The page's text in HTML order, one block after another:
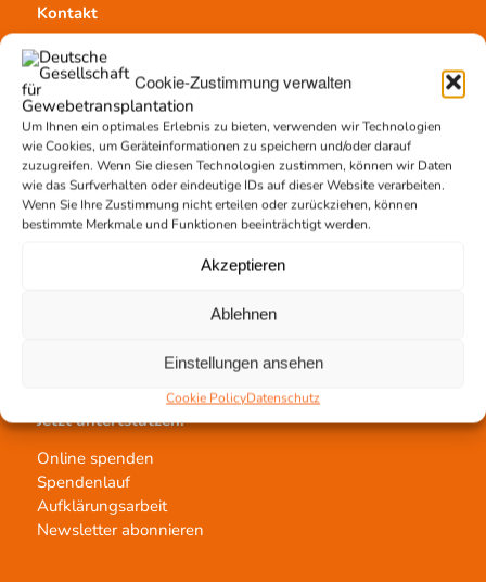
Cookie-Zustimmung verwalten
Um Ihnen ein optimales Erlebnis zu bieten, verwenden wir Technologien
wie Cookies, um Geräteinformationen zu speichern und/oder darauf
zuzugreifen. Wenn Sie diesen Technologien zustimmen, können wir Daten
wie das Surfverhalten oder eindeutige IDs auf dieser Website verarbeiten.
Wenn Sie Ihre Zustimmung nicht erteilen oder zurückziehen, können
bestimmte Merkmale und Funktionen beeinträchtigt werden.
Akzeptieren
Ablehnen
Einstellungen ansehen
Cookie PolicyDatenschutz
Kontakt
Team Hannover
Spendestandorte
Vermittlungsstelle
Gewebetransplantation
Jetzt untertstützen!
Online spenden
Spendenlauf
Aufklärungsarbeit
Newsletter abonnieren